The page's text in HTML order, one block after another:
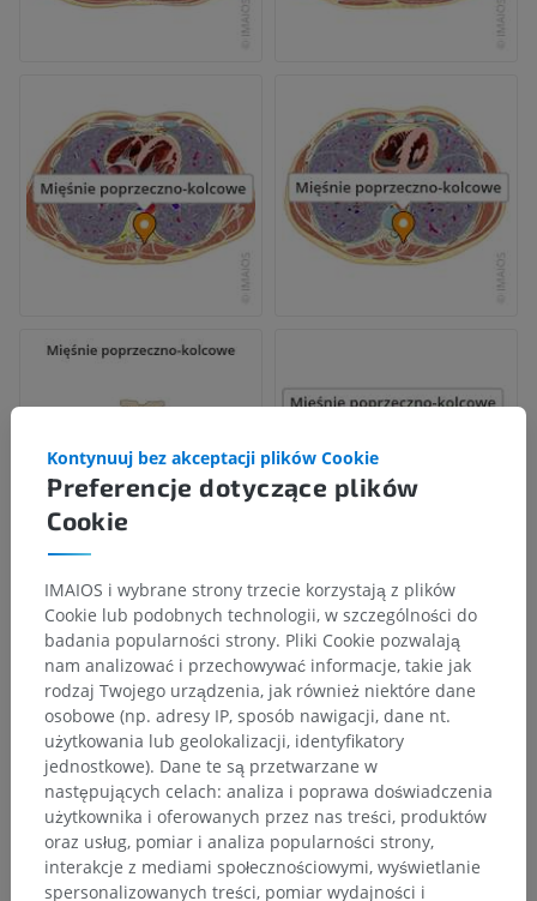
Preferencje dotyczące plików
Cookie
Kontynuuj bez akceptacji plików Cookie
IMAIOS i wybrane strony trzecie korzystają z plików
Cookie lub podobnych technologii, w szczególności do
badania popularności strony. Pliki Cookie pozwalają
nam analizować i przechowywać informacje, takie jak
rodzaj Twojego urządzenia, jak również niektóre dane
osobowe (np. adresy IP, sposób nawigacji, dane nt.
użytkowania lub geolokalizacji, identyfikatory
jednostkowe). Dane te są przetwarzane w
następujących celach: analiza i poprawa doświadczenia
użytkownika i oferowanych przez nas treści, produktów
oraz usług, pomiar i analiza popularności strony,
interakcje z mediami społecznościowymi, wyświetlanie
spersonalizowanych treści, pomiar wydajności i